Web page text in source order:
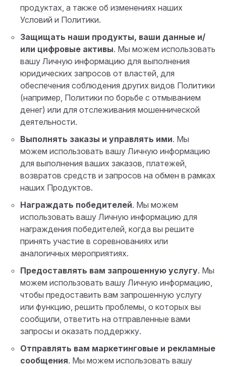
продуктах, а также об изменениях наших
Условий и Политики.
Защищать наши продукты, ваши данные и/
или цифровые активы. Мы можем использовать
вашу Личную информацию для выполнения
юридических запросов от властей, для
обеспечения соблюдения других видов Политики
(например, Политики по борьбе с отмыванием
денег) или для отслеживания мошеннической
деятельности.
Выполнять заказы и управлять ими. Мы
можем использовать вашу Личную информацию
для выполнения ваших заказов, платежей,
возвратов средств и запросов на обмен в рамках
наших Продуктов.
Награждать победителей. Мы можем
использовать вашу Личную информацию для
награждения победителей, когда вы решите
принять участие в соревнованиях или
аналогичных мероприятиях.
Предоставлять вам запрошенную услугу. Мы
можем использовать вашу Личную информацию,
чтобы предоставить вам запрошенную услугу
или функцию, решить проблемы, о которых вы
сообщили, ответить на отправленные вами
запросы и оказать поддержку.
Отправлять вам маркетинговые и рекламные
сообщения. Мы можем использовать вашу